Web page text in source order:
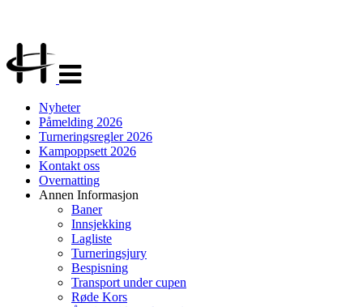
navigasjon
Nyheter
Påmelding 2026
Turneringsregler 2026
Kampoppsett 2026
Kontakt oss
Overnatting
Annen Informasjon
Baner
Innsjekking
Lagliste
Turneringsjury
Bespisning
Transport under cupen
Røde Kors